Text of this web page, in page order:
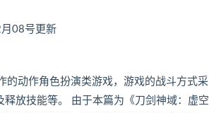
08号更新
的动作角色扮演类游戏，游戏的战斗方式采
放技能等。 由于本篇为《刀剑神域：虚空